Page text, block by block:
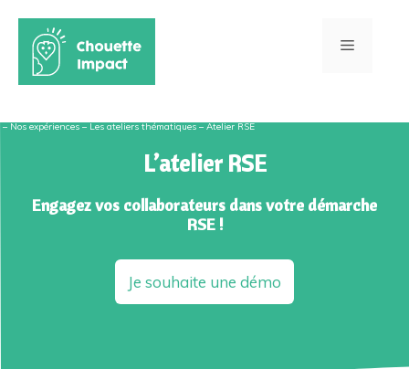
contenu
Menu
– Nos expériences – Les ateliers thématiques – Atelier RSE
L’atelier RSE
Engagez vos collaborateurs dans votre démarche
RSE !
Je souhaite une démo